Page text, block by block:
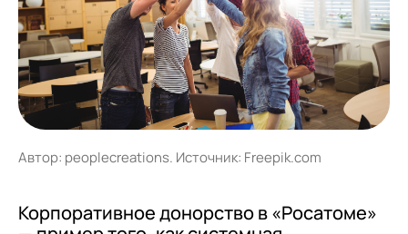
Автор: peoplecreations. Источник: Freepik.com
Корпоративное донорство в «Росатоме»